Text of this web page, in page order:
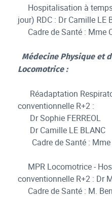
Hospitalisation à
jour) RDC : Dr Camille LE
Cadre de Santé : Mme
Médecine Physique et
Locomotrice :
Réadaptation
conventionnelle R+2 :
Dr Sophie FERREOL
Dr Camille LE BLANC
Cadre de Santé : Mme
MPR Locomotrice -
conventionnelle R+2 : Dr
Cadre de Santé : M.